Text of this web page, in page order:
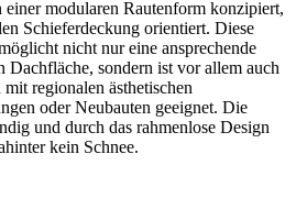
modularen Rautenform konzipiert,
Schieferdeckung orientiert. Diese
nicht nur eine ansprechende
Dachfläche, sondern ist vor allem auch
regionalen ästhetischen
oder Neubauten geeignet. Die
und durch das rahmenlose Design
kein Schnee.